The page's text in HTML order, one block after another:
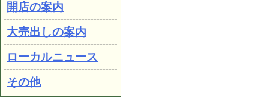
開店の案内
大売出しの案内
ローカルニュース
その他